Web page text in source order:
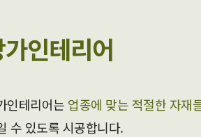
인테리어
인테리어는 업종에 맞는 적절한 자재
수 있도록 시공합니다.